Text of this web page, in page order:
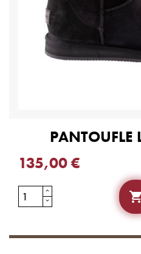
135,00 €
